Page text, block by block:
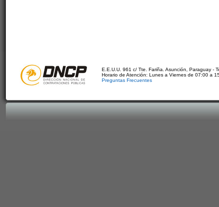
E.E.U.U. 961 c/ Tte. Fariña. Asunción, Paraguay -
Horario de Atención: Lunes a Viernes de 07:00 a
Preguntas Frecuentes